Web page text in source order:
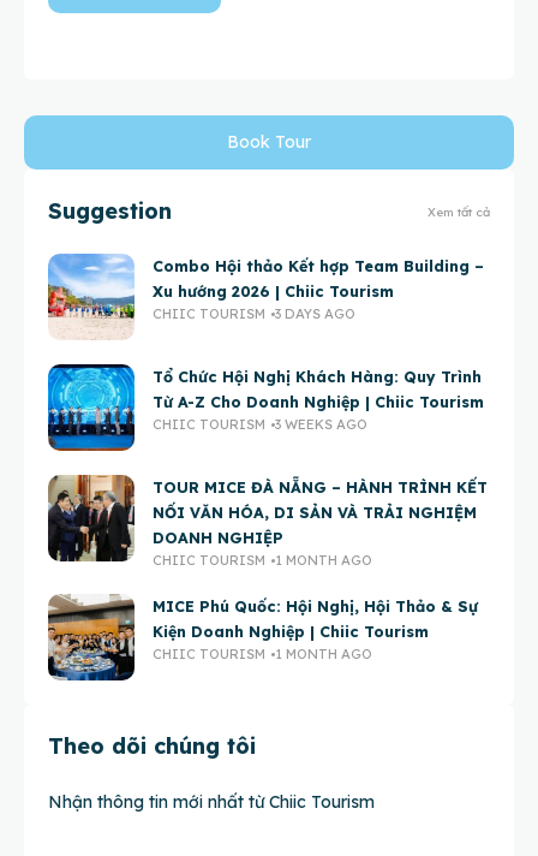
Book Tour
Suggestion Xem tất cả
Combo Hội thảo Kết hợp Team Building –
Xu hướng 2026 | Chiic Tourism
CHIIC TOURISM 3 DAYS AGO
Tổ Chức Hội Nghị Khách Hàng: Quy Trình
Từ A-Z Cho Doanh Nghiệp | Chiic Tourism
CHIIC TOURISM 3 WEEKS AGO
TOUR MICE ĐÀ NẴNG – HÀNH TRÌNH KẾT
NỐI VĂN HÓA, DI SẢN VÀ TRẢI NGHIỆM
DOANH NGHIỆP
CHIIC TOURISM 1 MONTH AGO
MICE Phú Quốc: Hội Nghị, Hội Thảo & Sự
Kiện Doanh Nghiệp | Chiic Tourism
CHIIC TOURISM 1 MONTH AGO
Theo dõi chúng tôi
Nhận thông tin mới nhất từ Chiic Tourism